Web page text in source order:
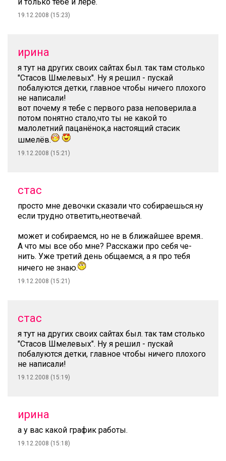
19.12.2008 (15:23)
ирина
я тут на других своих сайтах был. так там столько
"Стасов Шмелевых". Ну я решил - пускай
побалуются детки, главное чтобы ничего плохого
не написали!
вот почему я тебе с первого раза неповерила.а
потом понятно стало,что ты не какой то
малолетний пацанёнок,а настоящий стасик
шмелёв.
19.12.2008 (15:21)
стас
просто мне девочки сказали что собираешься.ну
если трудно ответить,неотвечай.
может и собираемся, но не в ближайшее время..
А что мы все обо мне? Расскажи про себя че-
нить. Уже третий день общаемся, а я про тебя
ничего не знаю.
19.12.2008 (15:21)
стас
я тут на других своих сайтах был. так там столько
"Стасов Шмелевых". Ну я решил - пускай
побалуются детки, главное чтобы ничего плохого
не написали!
19.12.2008 (15:19)
ирина
а у вас какой график работы.
19.12.2008 (15:18)